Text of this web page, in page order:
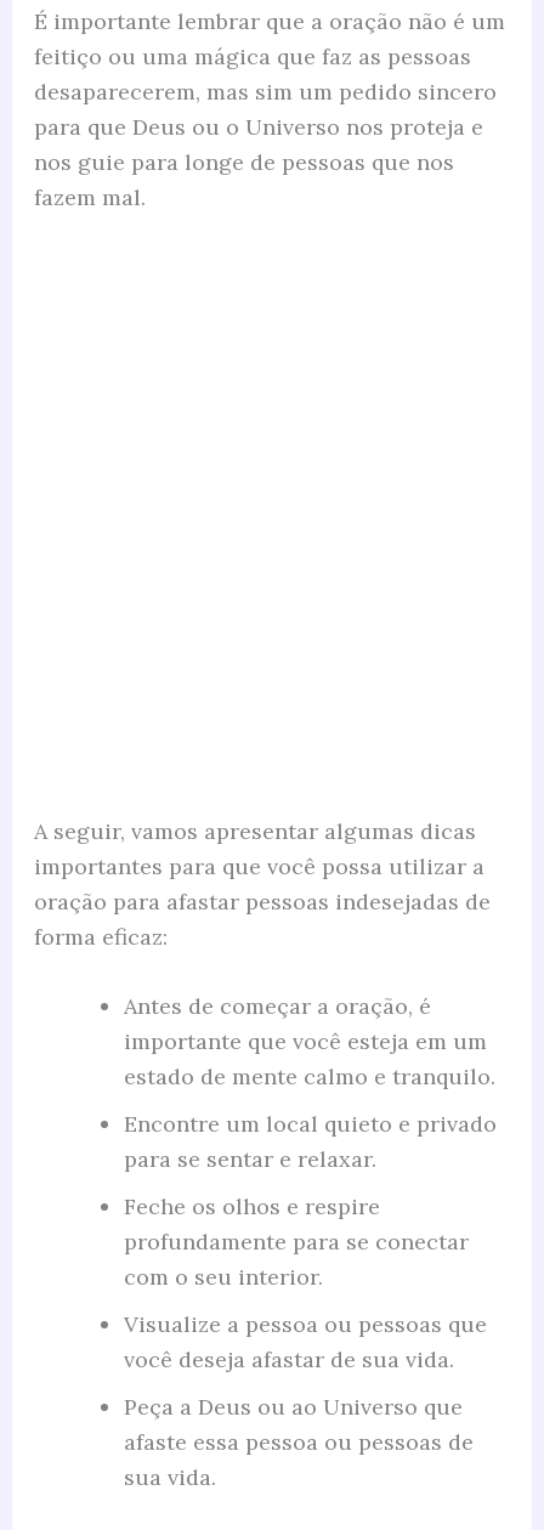
É importante lembrar que a oração não é um
feitiço ou uma mágica que faz as pessoas
desaparecerem, mas sim um pedido sincero
para que Deus ou o Universo nos proteja e
nos guie para longe de pessoas que nos
fazem mal.
A seguir, vamos apresentar algumas dicas
importantes para que você possa utilizar a
oração para afastar pessoas indesejadas de
forma eficaz:
Antes de começar a oração, é
importante que você esteja em um
estado de mente calmo e tranquilo.
Encontre um local quieto e privado
para se sentar e relaxar.
Feche os olhos e respire
profundamente para se conectar
com o seu interior.
Visualize a pessoa ou pessoas que
você deseja afastar de sua vida.
Peça a Deus ou ao Universo que
afaste essa pessoa ou pessoas de
sua vida.